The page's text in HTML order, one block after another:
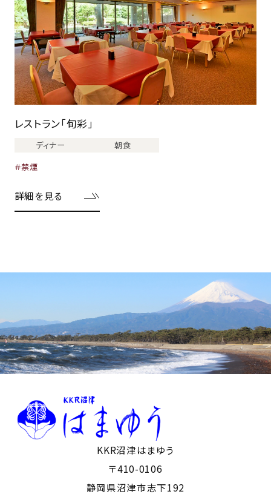
レストラン「旬彩」
ディナー
朝食
禁煙
詳細を見る
KKR沼津はまゆう
〒410-0106
静岡県沼津市志下192